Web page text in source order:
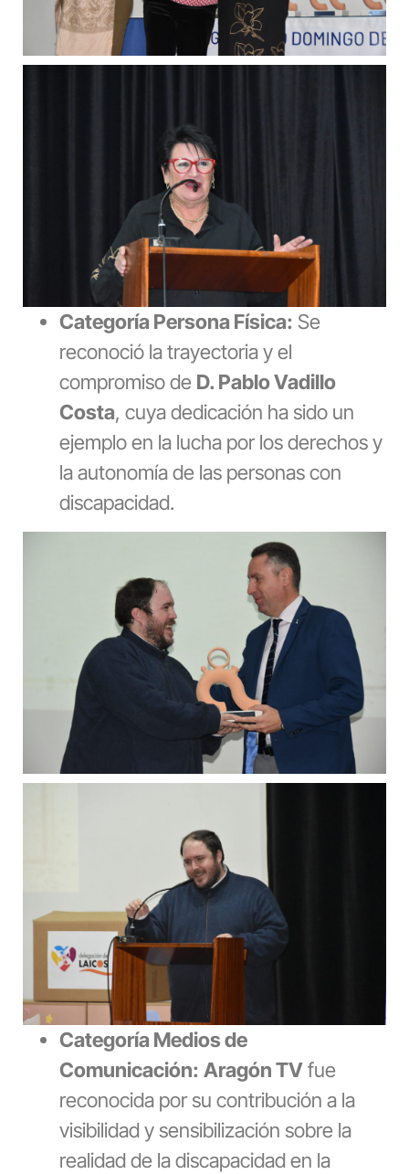
Categoría Persona Física: Se
reconoció la trayectoria y el
compromiso de D. Pablo Vadillo
Costa, cuya dedicación ha sido un
ejemplo en la lucha por los derechos y
la autonomía de las personas con
discapacidad.
Categoría Medios de
Comunicación: Aragón TVfue
reconocida por su contribución a la
visibilidad y sensibilización sobre la
realidad de la discapacidad en la